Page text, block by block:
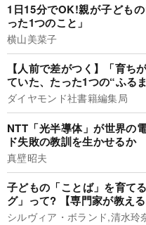
1日15分でOK!親が子ども
った1つのこと」
横山美菜子
【人前で差がつく】「育ち
ていた、たった1つの“ふる
ダイヤモンド社書籍編集局
NTT「光半導体」が世界の
ド失敗の教訓を生かせるか
真壁昭夫
子どもの「ことば」を育て
グ」って? 【専門家が教える
シルヴィア・ボランド,清水玲